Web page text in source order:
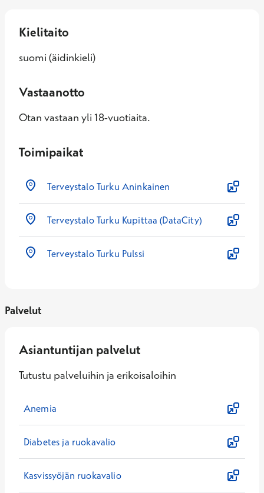
Kielitaito
suomi (äidinkieli)
Vastaanotto
Otan vastaan yli 18-vuotiaita.
Toimipaikat
Terveystalo Turku Aninkainen
Terveystalo Turku Kupittaa (DataCity)
Terveystalo Turku Pulssi
Palvelut
Asiantuntijan palvelut
Tutustu palveluihin ja erikoisaloihin
Anemia
Diabetes ja ruokavalio
Kasvissyöjän ruokavalio